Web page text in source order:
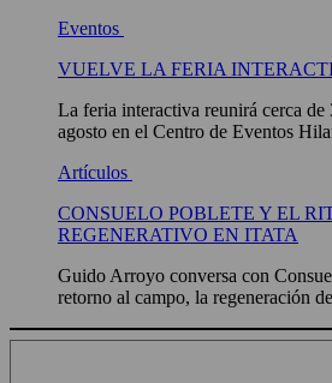
Eventos
VUELVE LA FERIA
La feria interactiva reunirá cerca de
agosto en el Centro de Eventos
Artículos
CONSUELO POBLETE Y EL
REGENERATIVO EN ITATA
Guido Arroyo conversa con
retorno al campo, la regeneración